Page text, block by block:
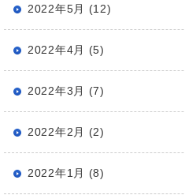
2022年5月 (12)
2022年4月 (5)
2022年3月 (7)
2022年2月 (2)
2022年1月 (8)